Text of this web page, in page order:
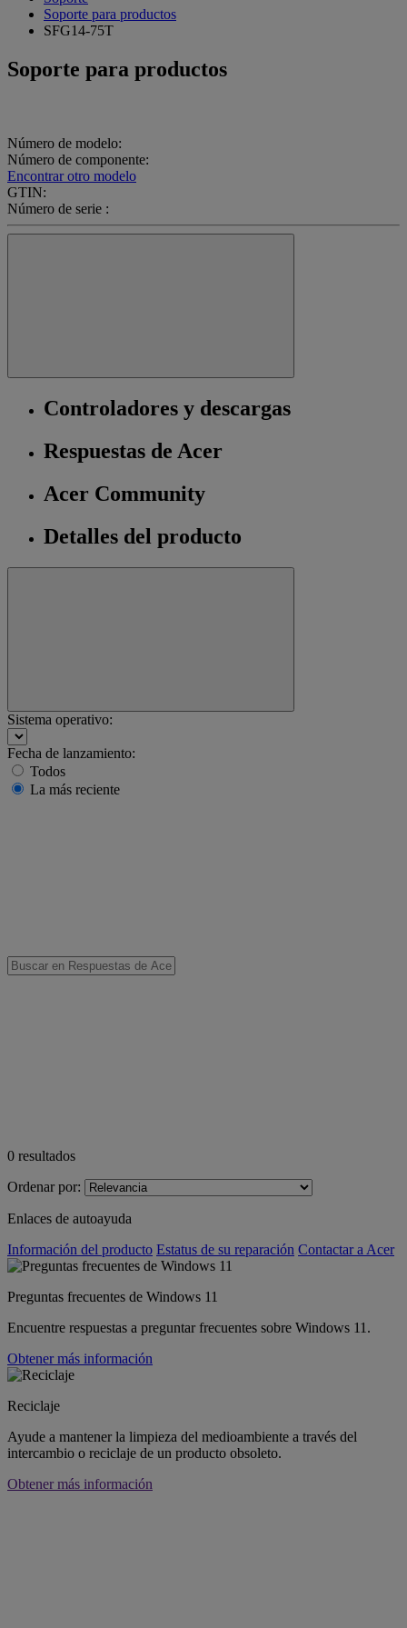
Soporte para productos
SFG14-75T
Soporte para productos
Número de modelo:
Número de componente:
Encontrar otro modelo
GTIN:
Número de serie :
Controladores y descargas
Respuestas de Acer
Acer Community
Detalles del producto
Sistema operativo:
Fecha de lanzamiento:
Todos
La más reciente
0 resultados
Ordenar por:
Enlaces de autoayuda
Información del producto Estatus de su reparación Contactar a Acer
Preguntas frecuentes de Windows 11
Encuentre respuestas a preguntar frecuentes sobre Windows 11.
Obtener más información
Reciclaje
Ayude a mantener la limpieza del medioambiente a través del
intercambio o reciclaje de un producto obsoleto.
Obtener más información